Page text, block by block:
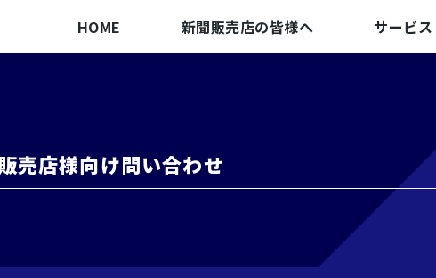
HOME 新聞販売店の皆様へ サービス
売店様向け問い合わせ